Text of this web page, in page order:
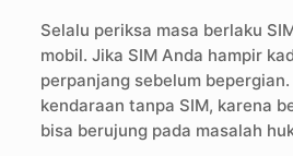
Selalu periksa masa berlaku
mobil. Jika SIM Anda hampir
perpanjang sebelum
kendaraan tanpa SIM, karena
bisa berujung pada masalah